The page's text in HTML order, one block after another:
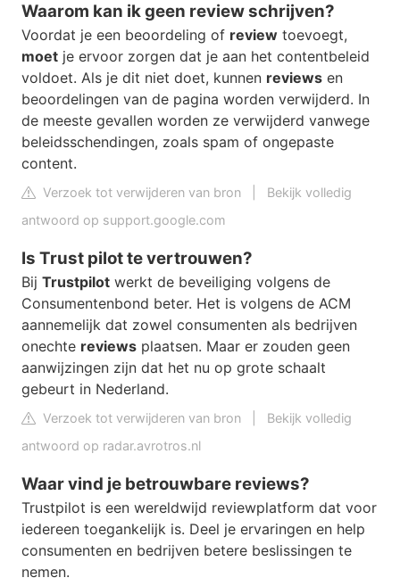
Waarom kan ik geen review schrijven?
Voordat je een beoordeling of review toevoegt,
moet je ervoor zorgen dat je aan het contentbeleid
voldoet. Als je dit niet doet, kunnen reviews en
beoordelingen van de pagina worden verwijderd. In
de meeste gevallen worden ze verwijderd vanwege
beleidsschendingen, zoals spam of ongepaste
content.
Verzoek tot verwijderen van bron
Bekijk volledig
antwoord op support.google.com
Is Trust pilot te vertrouwen?
Bij Trustpilot werkt de beveiliging volgens de
Consumentenbond beter. Het is volgens de ACM
aannemelijk dat zowel consumenten als bedrijven
onechte reviews plaatsen. Maar er zouden geen
aanwijzingen zijn dat het nu op grote schaalt
gebeurt in Nederland.
Verzoek tot verwijderen van bron
Bekijk volledig
antwoord op radar.avrotros.nl
Waar vind je betrouwbare reviews?
Trustpilot is een wereldwijd reviewplatform dat voor
iedereen toegankelijk is. Deel je ervaringen en help
consumenten en bedrijven betere beslissingen te
nemen.